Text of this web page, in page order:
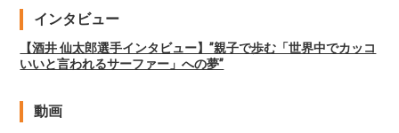
インタビュー
【酒井 仙太郎選手インタビュー】”親子で歩む「世界中でカッコ
いいと言われるサーファー」への夢”
動画